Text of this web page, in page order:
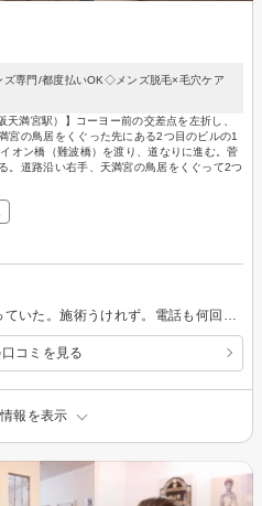
ズ専門/都度払いOK◇メンズ脱毛×毛穴ケア
満宮駅）】コーヨー前の交差点を左折し、
宮の鳥居をくぐった先にある2つ目のビルの1
オン橋（難波橋）を渡り、道なりに進む。菅
。道路沿い右手、天満宮の鳥居をくぐって2つ
コミを見る
報を表示